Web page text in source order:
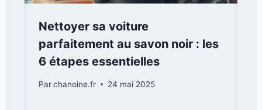
Nettoyer sa voiture
parfaitement au savon noir : les
6 étapes essentielles
Parchanoine.fr 24 mai 2025